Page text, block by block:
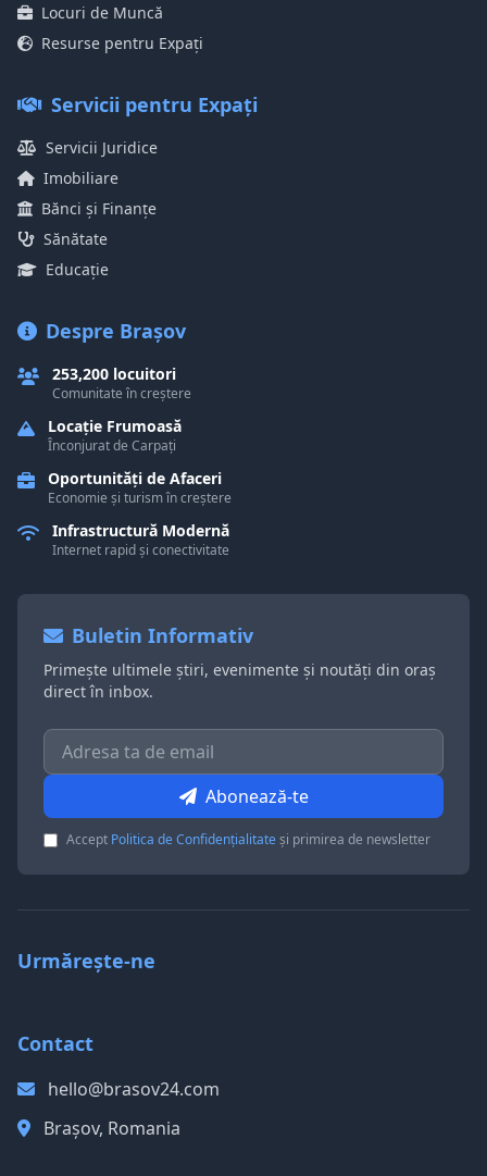
Locuri de Muncă
Resurse pentru Expați
Servicii pentru Expați
Servicii Juridice
Imobiliare
Bănci și Finanțe
Sănătate
Educație
Despre Brașov
253,200 locuitori
Comunitate în creștere
Locație Frumoasă
Înconjurat de Carpați
Oportunități de Afaceri
Economie și turism în creștere
Infrastructură Modernă
Internet rapid și conectivitate
Buletin Informativ
Primește ultimele știri, evenimente și noutăți din oraș
direct în inbox.
Abonează-te
Accept Politica de Confidențialitateși primirea de newsletter
Urmărește-ne
Contact
hello@brasov24.com
Brașov, Romania